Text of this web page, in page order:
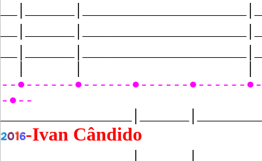
--●------●------●------●------
-●--
-Ivan Cândido